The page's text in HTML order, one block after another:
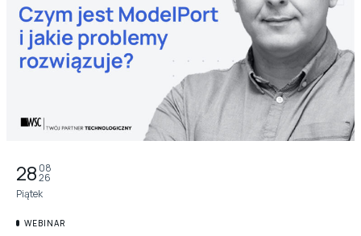
28 08
26
Piątek
WEBINAR